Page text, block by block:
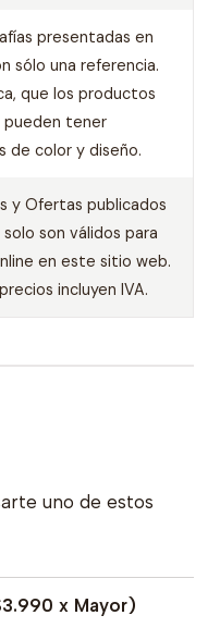
presentadas en
sólo una referencia.
que los productos
pueden tener
de color y diseño.
y Ofertas publicados
solo son válidos para
en este sitio web.
incluyen IVA.
uno de estos
x Mayor)